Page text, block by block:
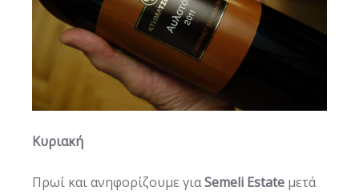
Κυριακή
Πρωί και ανηφορίζουμε γιαSemeli Estate μετά